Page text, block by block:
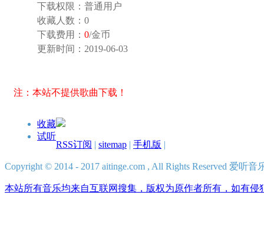
下载权限： 普通用户
收藏人数： 0
下载费用： 0/金币
更新时间： 2019-06-03
注：本站不提供歌曲下载！
收藏
试听
RSS订阅 | sitemap | 手机版 |
Copyright © 2014 - 2017 aitinge.com , All Rights Reserved 爱听音
本站所有音乐均来自互联网搜集，版权为原作者所有，如有侵